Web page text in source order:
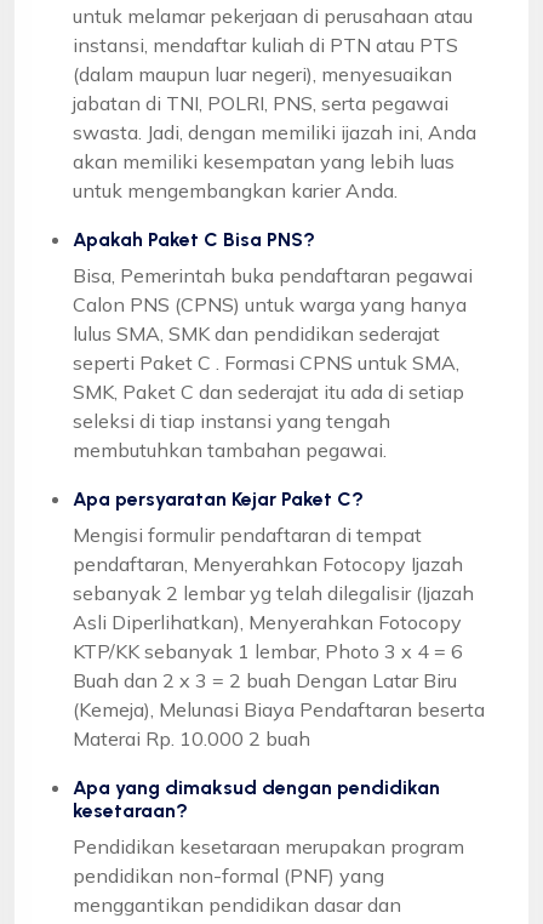
untuk melamar pekerjaan di perusahaan atau
instansi, mendaftar kuliah di PTN atau PTS
(dalam maupun luar negeri), menyesuaikan
jabatan di TNI, POLRI, PNS, serta pegawai
swasta. Jadi, dengan memiliki ijazah ini, Anda
akan memiliki kesempatan yang lebih luas
untuk mengembangkan karier Anda.
Apakah Paket C Bisa PNS?
Bisa, Pemerintah buka pendaftaran pegawai
Calon PNS (CPNS) untuk warga yang hanya
lulus SMA, SMK dan pendidikan sederajat
seperti Paket C . Formasi CPNS untuk SMA,
SMK, Paket C dan sederajat itu ada di setiap
seleksi di tiap instansi yang tengah
membutuhkan tambahan pegawai.
Apa persyaratan Kejar Paket C?
Mengisi formulir pendaftaran di tempat
pendaftaran, Menyerahkan Fotocopy Ijazah
sebanyak 2 lembar yg telah dilegalisir (Ijazah
Asli Diperlihatkan), Menyerahkan Fotocopy
KTP/KK sebanyak 1 lembar, Photo 3 x 4 = 6
Buah dan 2 x 3 = 2 buah Dengan Latar Biru
(Kemeja), Melunasi Biaya Pendaftaran beserta
Materai Rp. 10.000 2 buah
Apa yang dimaksud dengan pendidikan
kesetaraan?
Pendidikan kesetaraan merupakan program
pendidikan non-formal (PNF) yang
menggantikan pendidikan dasar dan